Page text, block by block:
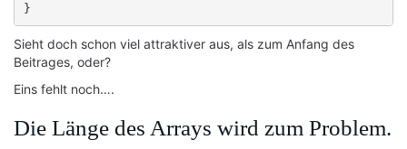
Sieht doch schon viel attraktiver aus, als zum Anfang des
Beitrages, oder?
Eins fehlt noch….
Die Länge des Arrays wird zum Problem.